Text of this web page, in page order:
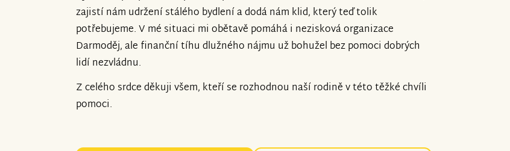
zajistí nám udržení stálého bydlení a dodá nám klid, který teď tolik
potřebujeme. V mé situaci mi obětavě pomáhá i nezisková organizace
Darmoděj, ale finanční tíhu dlužného nájmu už bohužel bez pomoci dobrých
lidí nezvládnu.
Z celého srdce děkuji všem, kteří se rozhodnou naší rodině v této těžké chvíli
pomoci.